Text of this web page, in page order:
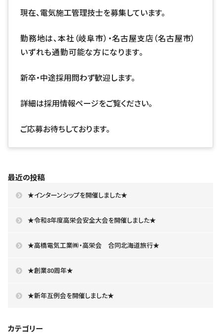
現在、電気施工管理技士を募集しています。
勤務地は、本社（岐阜市）・名古屋支店（名古屋市）
いずれも通勤可能な方になります。
新卒・中途採用問わず歓迎します。
詳細は採用情報ページをご覧ください。
ご応募お待ちしております。
最近の投稿
★インターンシップを開催しました★
★令和8年度高栄会安全大会を開催しました★
★高橋電気工業㈱・高栄会 合同北海道旅行★
★創業80周年★
★新年互例会を開催しました★
カテゴリー